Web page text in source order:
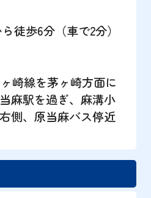
徒歩6分（車で2分）
崎線を茅ヶ崎方面に
麻駅を過ぎ、麻溝小
側、原当麻バス停近